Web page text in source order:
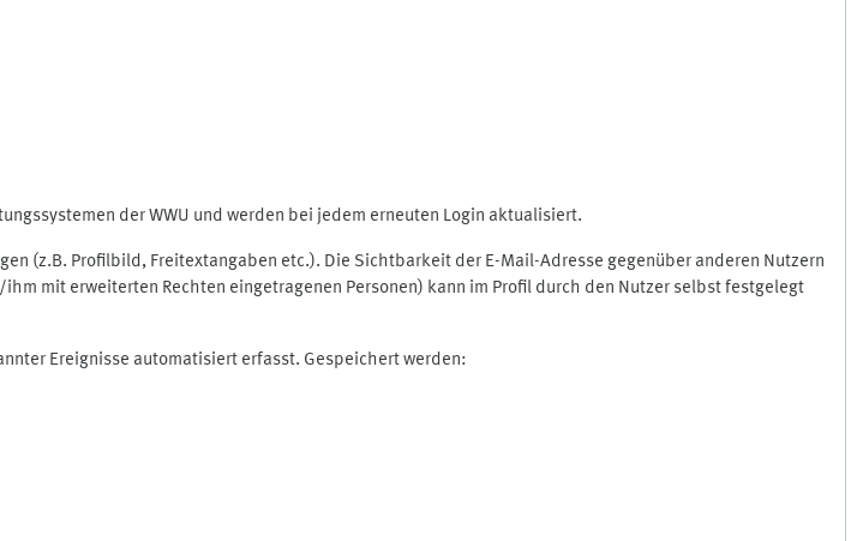
der WWU und werden bei jedem erneuten Login aktualisiert.
(z.B. Profilbild, Freitextangaben etc.). Die Sichtbarkeit der E-Mail-Adresse gegenüber anderen Nutzern
mit erweiterten Rechten eingetragenen Personen) kann im Profil durch den Nutzer selbst festgelegt
Ereignisse automatisiert erfasst. Gespeichert werden: